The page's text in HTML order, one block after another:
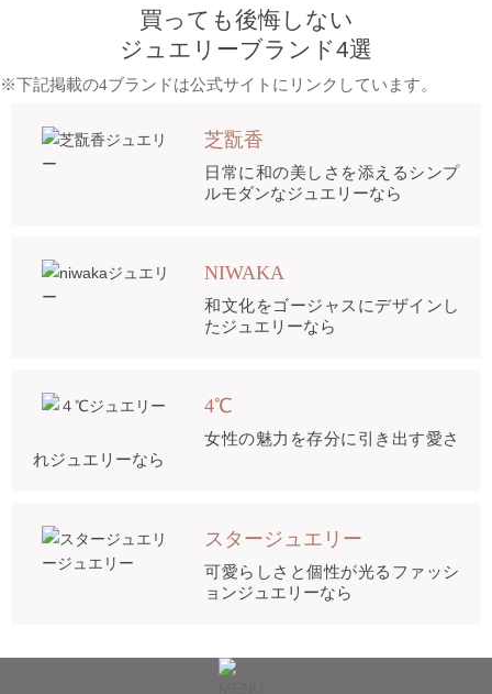
買っても後悔しない
ジュエリーブランド4選
※下記掲載の4ブランドは公式サイトにリンクしています。
芝翫香
日常に和の美しさを添えるシンプ
ルモダンなジュエリーなら
NIWAKA
和文化をゴージャスにデザインし
たジュエリーなら
4℃
女性の魅力を存分に引き出す愛さ
れジュエリーなら
スタージュエリー
可愛らしさと個性が光るファッシ
ョンジュエリーなら